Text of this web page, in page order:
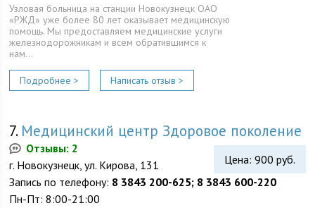
Узловая больница на станции Новокузнецк ОАО
«РЖД» уже более 80 лет оказывает медицинскую
помощь. Мы предоставляем медицинские услуги
железнодорожникам и всем обратившимся к
нам…
Подробнее > Написать отзыв >
7. Медицинский центр Здоровое поколение
Цена: 900 руб.
Отзывы: 2
г. Новокузнецк, ул. Кирова, 131
Запись по телефону: 8 3843 200-625; 8 3843 600-220
Пн-Пт: 8:00-21:00